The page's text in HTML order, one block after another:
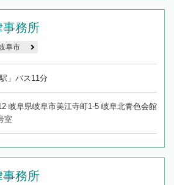
事務所
阜市
」バス11分
岐阜県岐阜市美江寺町1-5 岐阜北青色会館
室
事務所